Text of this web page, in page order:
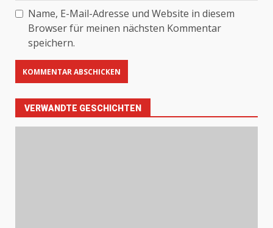
Name, E-Mail-Adresse und Website in diesem
Browser für meinen nächsten Kommentar
speichern.
VERWANDTE GESCHICHTEN